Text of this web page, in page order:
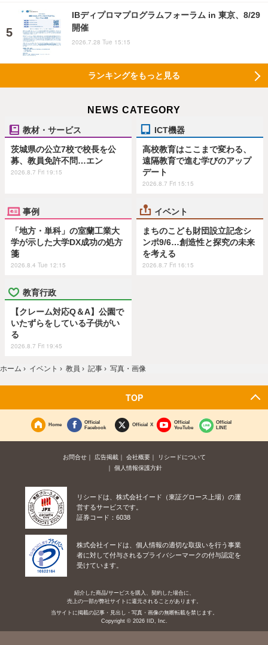
IBディプロマプログラムフォーラム in 東京、8/29
開催
2026.7.28 Tue 15:15
ランキングをもっと見る
NEWS CATEGORY
教材・サービス
茨城県の公立7校で校長を公
募、教員免許不問…エン
2026.8.7 Fri 19:15
ICT機器
高校教育はここまで変わる、
遠隔教育で進む学びのアップ
デート
2026.8.7 Fri 15:15
事例
「地方・単科」の室蘭工業大
学が示した大学DX成功の処方
箋
2026.8.4 Tue 12:15
イベント
まちのこども財団設立記念シ
ンポ9/6…創造性と探究の未来
を考える
2026.8.7 Fri 16:15
教育行政
【クレーム対応Q＆A】公園で
いたずらをしている子供がい
る
2026.8.7 Fri 19:45
ホーム › イベント › 教員 › 記事 › 写真・画像
TOP
Home
Official
Facebook
Official X
Official
YouTube
Official
LINE
お問合せ 広告掲載 会社概要
リシードについて
個人情報保護方針
リシードは、株式会社イード（東証グロース上場）の運
営するサービスです。
証券コード：6038
株式会社イードは、個人情報の適切な取扱いを行う事業
者に対して付与されるプライバシーマークの付与認定を
受けています。
紹介した商品/サービスを購入、契約した場合に、
売上の一部が弊社サイトに還元されることがあります。
当サイトに掲載の記事・見出し・写真・画像の無断転載を禁じます。
Copyright © 2026 IID, Inc.